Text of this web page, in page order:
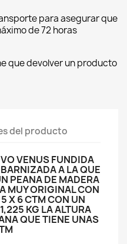
para asegurar que
de 72 horas
que devolver un producto
del producto
VENUS FUNDIDA
A LA QUE
PEANA DE MADERA
MUY ORIGINAL CON
X 6 CTM CON UN
KG LA ALTURA
QUE TIENE UNAS